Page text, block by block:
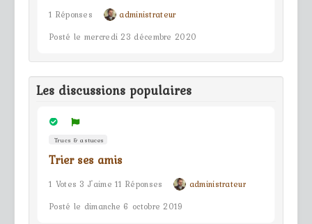
1 Réponses
administrateur
Posté le mercredi 23 décembre 2020
Les discussions populaires
Trucs & astuces
Trier ses amis
1 Votes 3 J'aime 11 Réponses
administrateur
Posté le dimanche 6 octobre 2019